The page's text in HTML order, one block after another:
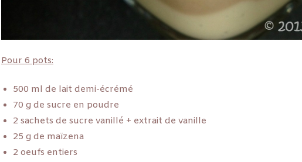
Pour 6 pots:
500 ml de lait demi-écrémé
70 g de sucre en poudre
2 sachets de sucre vanillé + extrait de vanille
25 g de maïzena
2 oeufs entiers